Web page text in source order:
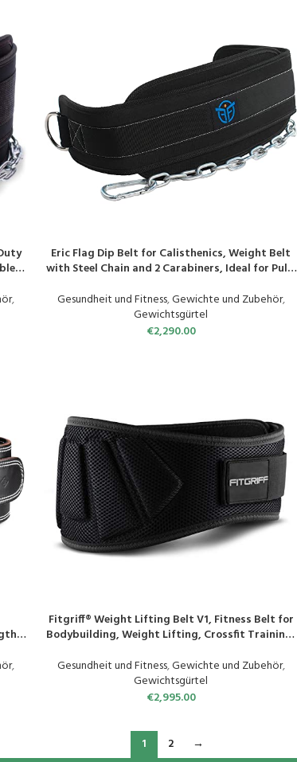
,
PRODUKT KAUFEN
Eric Flag Dip Belt for Calisthenics, Weight Belt
with Steel Chain and 2 Carabiners, Ideal for Pull-
Training, Crossfit, Weightlifting
Gesundheit und Fitness,Gewichte und Zubehör,
Gewichtsgürtel
€2,290.00
,
PRODUKT KAUFEN
Fitgriff® Weight Lifting Belt V1, Fitness Belt for
Bodybuilding, Weight Lifting, Crossfit Training,
Gesundheit und Fitness,Gewichte und Zubehör,
Gewichtsgürtel
€2,995.00
1 2 →